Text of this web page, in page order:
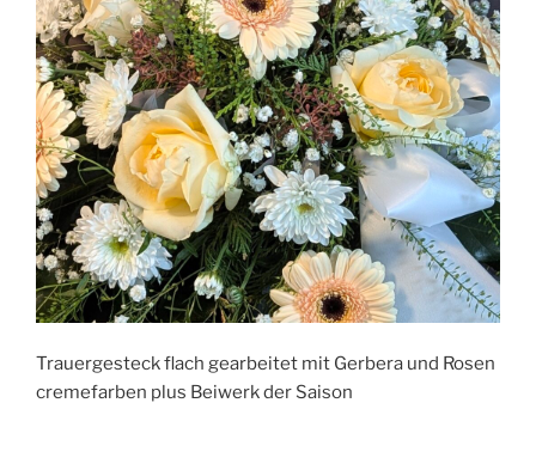
Trauergesteck flach gearbeitet mit Gerbera und Rosen
cremefarben plus Beiwerk der Saison